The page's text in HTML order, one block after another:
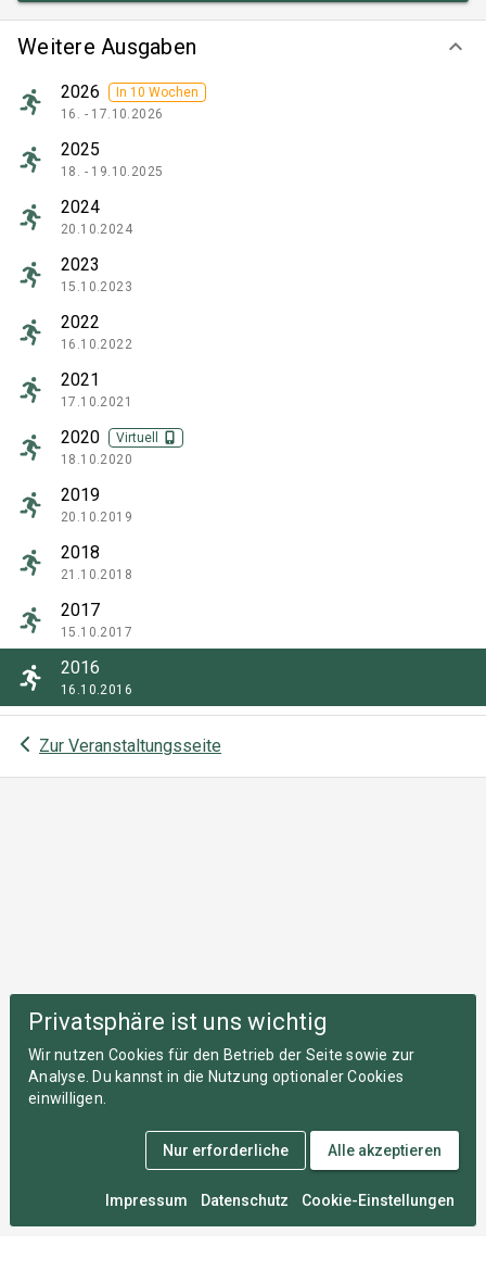
Weitere Ausgaben keyboard_arrow_down
2026
In 10 Wochen
16. - 17.10.2026
2025
18. - 19.10.2025
2024
20.10.2024
2023
15.10.2023
2022
16.10.2022
2021
17.10.2021
2020
Virtuell
18.10.2020
2019
20.10.2019
2018
21.10.2018
2017
15.10.2017
2016
16.10.2016
Zur Veranstaltungsseite
Privatsphäre ist uns wichtig
Wir nutzen Cookies für den Betrieb der Seite sowie zur
Analyse. Du kannst in die Nutzung optionaler Cookies
einwilligen.
Impressum Datenschutz Cookie-Einstellungen
Nur erforderliche Alle akzeptieren